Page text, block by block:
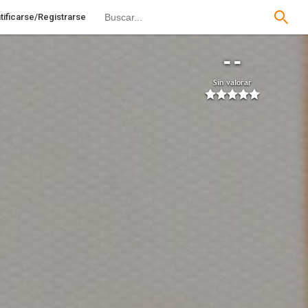
Registrarse
--
Sin valorar